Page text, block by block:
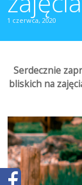
1 czerwca, 2020
Serdecznie
bliskich na